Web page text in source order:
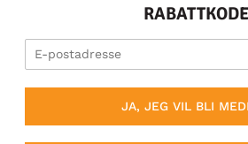
JA, JEG VIL BLI